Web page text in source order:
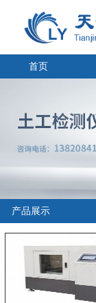
首页
产品展示